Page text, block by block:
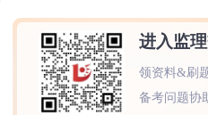
进入监
领资料&刷
备考问题协